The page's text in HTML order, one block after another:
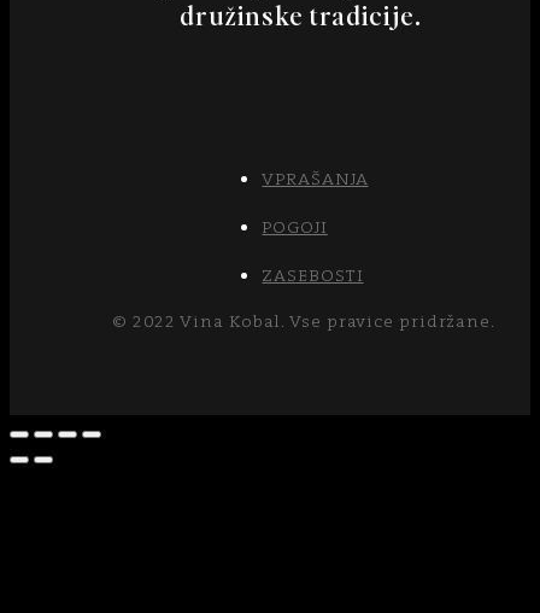
družinske tradicije.
VPRAŠANJA
POGOJI
ZASEBOSTI
© 2022 Vina Kobal. Vse pravice pridržane.